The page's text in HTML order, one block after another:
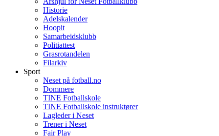
Historie
Adelskalender
Hoopit
Samarbeidsklubb
Politiattest
Grasrotandelen
Filarkiv
Sport
Neset på fotball.no
Dommere
TINE Fotballskole
TINE Fotballskole instruktører
Lagleder i Neset
Trener i Neset
Fair Play